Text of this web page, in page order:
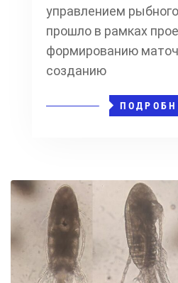
управлением
прошло в рамках
формированию
созданию